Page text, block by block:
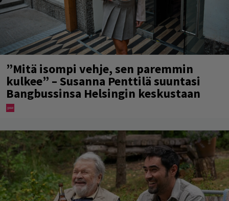
”Mitä isompi vehje, sen paremmin
kulkee” – Susanna Penttilä suuntasi
Bangbussinsa Helsingin keskustaan